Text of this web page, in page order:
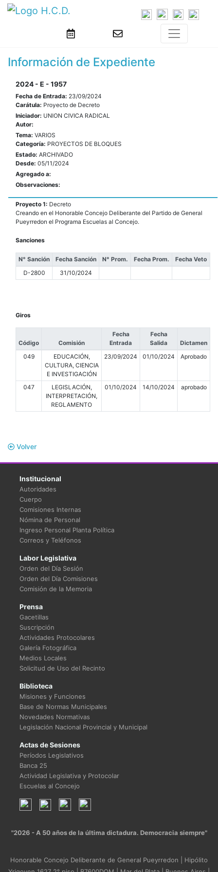
Información de Expediente
2024 - E - 1957
Fecha de Entrada: 23/09/2024
Carátula: Proyecto de Decreto
Iniciador: UNION CIVICA RADICAL
Autor:
Tema: VARIOS
Categoría: PROYECTOS DE BLOQUES
Estado: ARCHIVADO
Desde: 05/11/2024
Agregado a:
Observaciones:
Proyecto 1: Decreto
Creando en el Honorable Concejo Deliberante del Partido de General
Pueyrredon el Programa Escuelas al Concejo.
Sanciones
N° Sanción Fecha Sanción N° Prom. Fecha Prom.
Fecha Veto
D-2800
31/10/2024
Giros
Código Comisión
Fecha
Entrada
Fecha
Salida
Dictamen
049
EDUCACIÓN,
CULTURA, CIENCIA
E INVESTIGACIÓN
23/09/2024 01/10/2024 Aprobado
047
LEGISLACIÓN,
INTERPRETACIÓN,
REGLAMENTO
01/10/2024 14/10/2024 aprobado
Volver
Institucional
Autoridades
Cuerpo
Comisiones Internas
Nómina de Personal
Ingreso Personal Planta Política
Correos y Teléfonos
Labor Legislativa
Orden del Día Sesión
Orden del Día Comisiones
Comisión de la Memoria
Prensa
Gacetillas
Suscripción
Actividades Protocolares
Galería Fotográfica
Medios Locales
Solicitud de Uso del Recinto
Biblioteca
Misiones y Funciones
Base de Normas Municipales
Novedades Normativas
Legislación Nacional Provincial y Municipal
Actas de Sesiones
Períodos Legislativos
Banca 25
Actividad Legislativa y Protocolar
Escuelas al Concejo
"2026 - A 50 años de la última dictadura. Democracia siempre"
Honorable Concejo Deliberante de General Pueyrredon | Hipólito